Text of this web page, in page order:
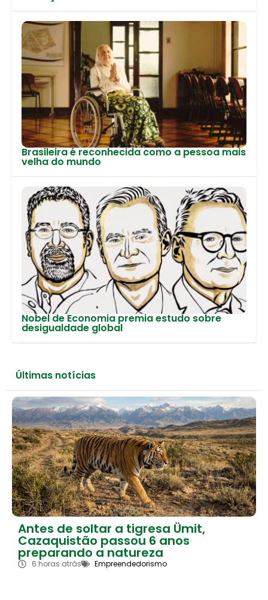
Brasileira é reconhecida como a pessoa mais
velha do mundo
Nobel de Economia premia estudo sobre
desigualdade global
Últimas notícias
Antes de soltar a tigresa Ümit,
Cazaquistão passou 6 anos
preparando a natureza
6 horas atrás Empreendedorismo